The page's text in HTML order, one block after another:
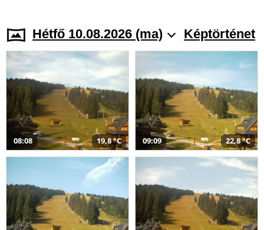
Hétfő 10.08.2026 (ma) Képtörténet
08:08 19,8 °C 09:09 22,8 °C